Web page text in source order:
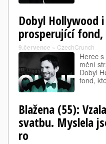
Dobyl Hollywood
prosperující
9.července » CzechCrunch
Herec
mění
Dobyl
fond,
Blažena (55):
svatbu. Myslela
ro